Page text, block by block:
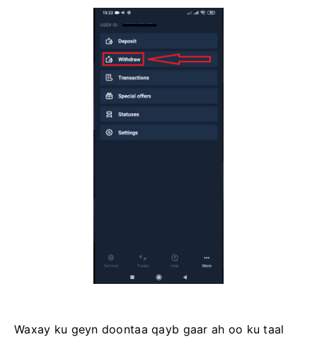
Waxay ku geyn doontaa qayb gaar ah oo ku taal